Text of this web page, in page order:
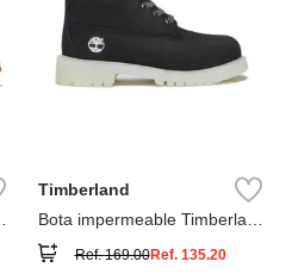
Timberland
Bota impermeable Timberland
Ref.169.00Ref. 135.20